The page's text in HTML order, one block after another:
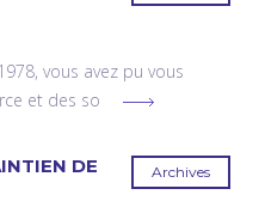
vous avez pu vous
et des so
Archives
DE